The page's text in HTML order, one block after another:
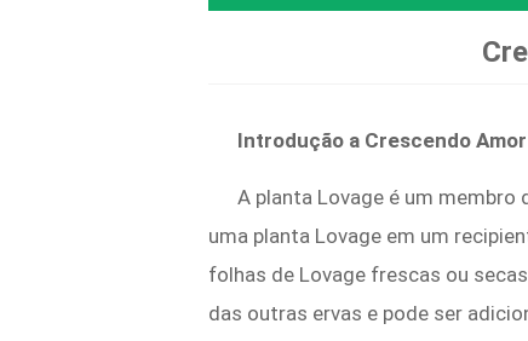
Introdução a Crescendo
A planta Lovage é um membro
uma planta Lovage em um
folhas de Lovage frescas ou
das outras ervas e pode ser